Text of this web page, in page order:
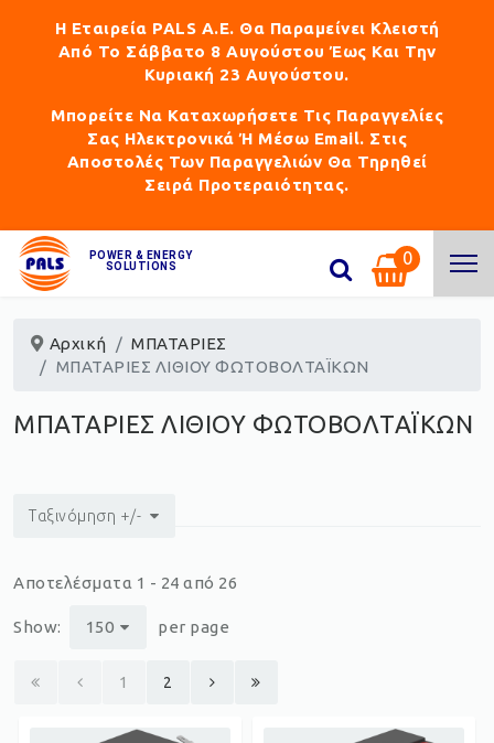
Η Εταιρεία PALS Α.Ε. Θα Παραμείνει Κλειστή
Από Το Σάββατο 8 Αυγούστου Έως Και Την
Κυριακή 23 Αυγούστου.
Μπορείτε Να Καταχωρήσετε Τις Παραγγελίες
Σας Ηλεκτρονικά Ή Μέσω Email. Στις
Αποστολές Των Παραγγελιών Θα Τηρηθεί
Σειρά Προτεραιότητας.
POWER & ENERGY
SOLUTIONS
0
Αρχική
ΜΠΑΤΑΡΙΕΣ
ΜΠΑΤΑΡΙΕΣ ΛΙΘΙΟΥ ΦΩΤΟΒΟΛΤΑΪΚΩΝ
ΜΠΑΤΑΡΙΕΣ ΛΙΘΙΟΥ ΦΩΤΟΒΟΛΤΑΪΚΩΝ
Ταξινόμηση +/-
Αποτελέσματα 1 - 24 από 26
Show: 150 per page
1 2